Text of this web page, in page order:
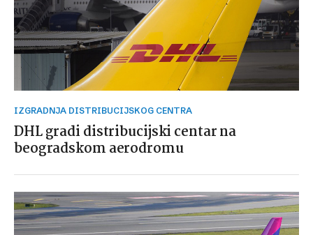
IZGRADNJA DISTRIBUCIJSKOG CENTRA
DHL gradi distribucijski centar na
beogradskom aerodromu